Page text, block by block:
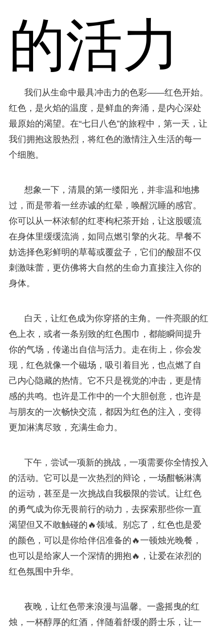
的活力
我们从生命中最具冲击力的色彩——红色开始。
红色，是火焰的温度，是鲜血的奔涌，是内心深处
最原始的渴望。在“七日八色”的旅程中，第一天，让
我们拥抱这股热烈，将红色的激情注入生活的每一
个细胞。
想象一下，清晨的第一缕阳光，并非温和地拂
过，而是带着一丝赤诚的红晕，唤醒沉睡的感官。
你可以从一杯浓郁的红枣枸杞茶开始，让这股暖流
在身体里缓缓流淌，如同点燃引擎的火花。早餐不
妨选择色彩鲜明的草莓或覆盆子，它们的酸甜不仅
刺激味蕾，更仿佛将大自然的生命力直接注入你的
身体。
白天，让红色成为你穿搭的主角。一件亮眼的红
色上衣，或者一条别致的红色围巾，都能瞬间提升
你的气场，传递出自信与活力。走在街上，你会发
现，红色就像一个磁场，吸引着目光，也点燃了自
己内心隐藏的热情。它不只是视觉的冲击，更是情
感的共鸣。也许是工作中的一个大胆创意，也许是
与朋友的一次畅快交流，都因为红色的注入，变得
更加淋漓尽致，充满生命力。
下午，尝试一项新的挑战，一项需要你全情投入
的活动。它可以是一次热烈的辩论，一场酣畅淋漓
的运动，甚至是一次挑战自我极限的尝试。让红色
的勇气成为你无畏前行的动力，去探索那些你一直
渴望但又不敢触碰的🔥领域。别忘了，红色也是爱
的颜色，可以是你给伴侣准备的🔥一顿烛光晚餐，
也可以是给家人一个深情的拥抱🔥，让爱在浓烈的
红色氛围中升华。
夜晚，让红色带来浪漫与温馨。一盏摇曳的红
烛，一杯醇厚的红酒，伴随着舒缓的爵士乐，让一